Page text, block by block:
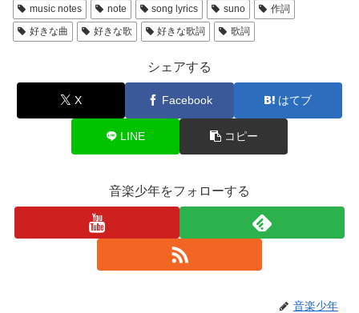
music notes
note song lyrics suno
作詞
好きな曲
好きな歌 好きな歌詞 歌詞
シェアする
X Facebook はてブ
LINE コピー
音楽少年をフォローする
音楽少年